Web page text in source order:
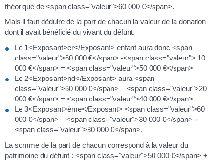
théorique de <span class="valeur">60 000 €</span>.
Mais il faut déduire de la part de chacun la valeur de la donation
dont il avait bénéficié du vivant du défunt.
Le 1<Exposant>er</Exposant> enfant aura donc <span
class="valeur">60 000 €</span> -<span class="valeur"> 10
000 €</span> = <span class="valeur">50 000 €</span>
Le 2<Exposant>nd</Exposant> aura <span
class="valeur">60 000 €</span> – <span class="valeur">20
000 €</span> = <span class="valeur">40 000 €</span>
Le 3<Exposant>ème</Exposant> <span class="valeur">60
000 €</span> – <span class="valeur">30 000 €</span> =
<span class="valeur">30 000 €</span>.
La somme de la part de chacun correspond à la valeur du
patrimoine du défunt : <span class="valeur">50 000 €</span> +